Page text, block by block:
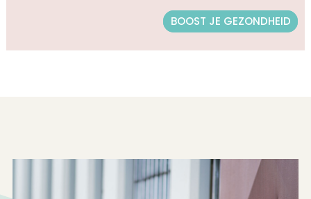
BOOST JE GEZONDHEID